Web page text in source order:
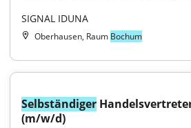
SIGNAL IDUNA
Oberhausen, Raum Bochum
Selbständiger
(m/w/d)